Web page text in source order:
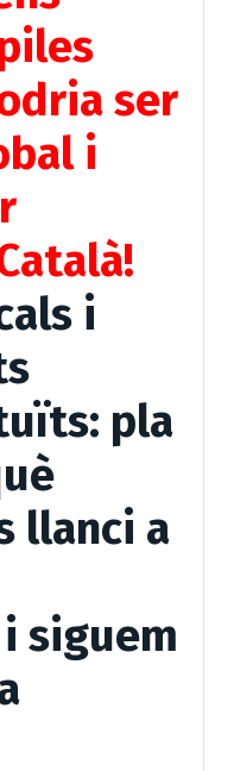
ser
i
i
pla
llanci a
siguem